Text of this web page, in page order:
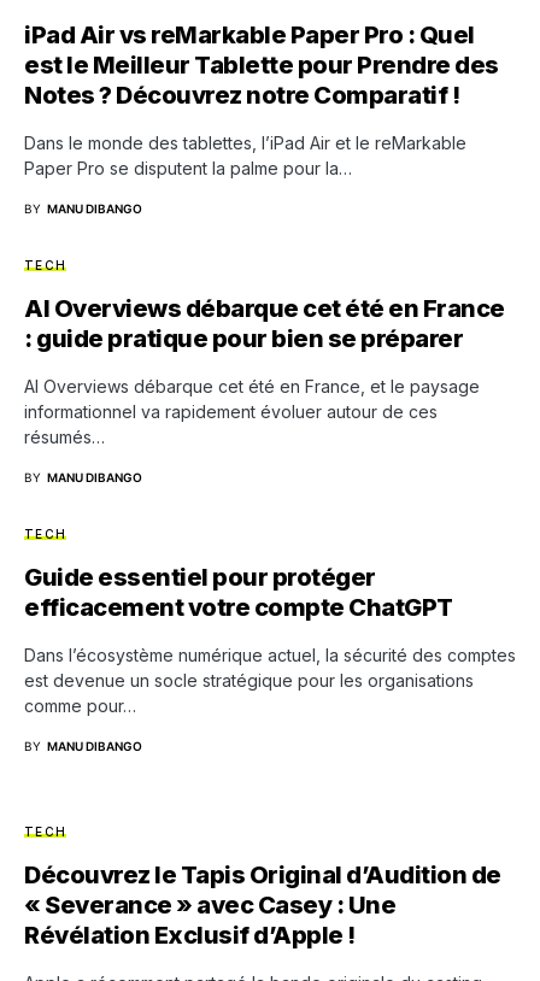
iPad Air vs reMarkable Paper Pro : Quel
est le Meilleur Tablette pour Prendre des
Notes ? Découvrez notre Comparatif !
Dans le monde des tablettes, l’iPad Air et le reMarkable
Paper Pro se disputent la palme pour la…
BY MANU DIBANGO
TECH
AI Overviews débarque cet été en France
: guide pratique pour bien se préparer
AI Overviews débarque cet été en France, et le paysage
informationnel va rapidement évoluer autour de ces
résumés…
BY MANU DIBANGO
TECH
Guide essentiel pour protéger
efficacement votre compte ChatGPT
Dans l’écosystème numérique actuel, la sécurité des comptes
est devenue un socle stratégique pour les organisations
comme pour…
BY MANU DIBANGO
TECH
Découvrez le Tapis Original d’Audition de
« Severance » avec Casey : Une
Révélation Exclusif d’Apple !